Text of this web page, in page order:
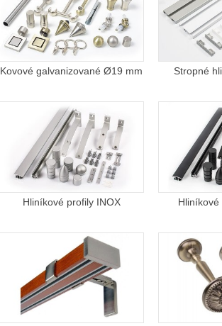
Kovové galvanizované Ø19 mm Stropné
Hliníkové profily INOX Hliníkové